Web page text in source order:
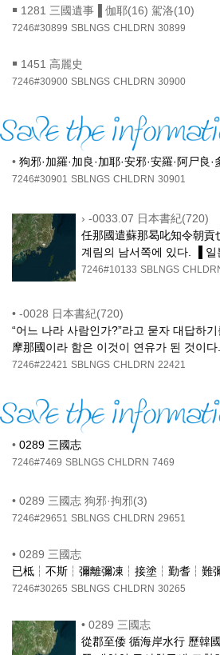
￭ 1281 三國遺事▐ 伽耶(16) 駕洛(10)
7246#30899 SBLNGS CHLDRN 30899
￭ 1451 高麗史
7246#30900 SBLNGS CHLDRN 30900
• 狗邪·加羅·加良·加耶·安邪·安羅·阿尸良·
7246#30901 SBLNGS CHLDRN 30901
› -0033.07 日本書紀(720)
任那國遣蘇那曷叱知令朝
계림의 남서쪽에 있다. ▐
7246#10133 SBLNGS
• -0028 日本書紀(720)
“어느 나라 사람인가?”라고 묻자 대답하
摩那國이라 함은 이것이 연유가 된 것이
7246#22421 SBLNGS CHLDRN 22421
• 0289 三國志
7246#7469 SBLNGS CHLDRN 7469
• 0289 三國志 狗邪·拘邪(3)
7246#29651 SBLNGS CHLDRN 29651
• 0289 三國志
已柢┆不斯┆彌離彌凍┆接塗┆勤耆┆難
7246#30265 SBLNGS CHLDRN 30265
• 0289 三國志
從郡至倭 循海岸水行 歷韓